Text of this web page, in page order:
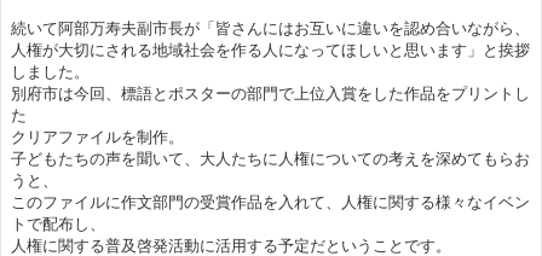
続いて阿部万寿夫副市長が「皆さんにはお互いに違いを認め合いながら、
人権が大切にされる地域社会を作る人になってほしいと思います」と挨拶
しました。
別府市は今回、標語とポスターの部門で上位入賞をした作品をプリントし
た
クリアファイルを制作。
子どもたちの声を聞いて、大人たちに人権についての考えを深めてもらお
うと、
このファイルに作文部門の受賞作品を入れて、人権に関する様々なイベン
トで配布し、
人権に関する普及啓発活動に活用する予定だということです。